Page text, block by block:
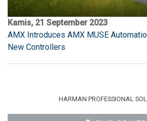
Kamis, 21 September 2023
AMX Introduces AMX MUSE
New Controllers
HARMAN PROFESSIONAL